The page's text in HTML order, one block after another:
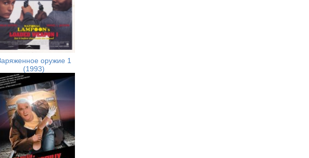
оружие 1
(1993)